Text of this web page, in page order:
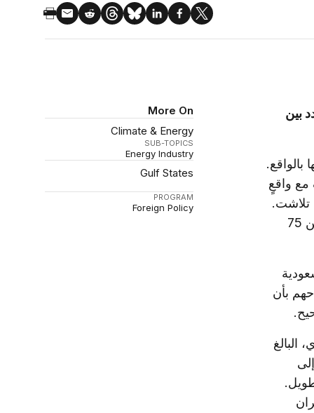
More On
Climate & Energy
SUB-TOPICS
Energy Industry
Gulf States
PROGRAM
Foreign Policy
بين
بالواقع.
مع واقعٍ
تلاشت.
وفي جلسة أوبك، اقترح وزيرا النفط من العراق وفنزويلا سعراً يتراوح بين 75
بأن
البالغ